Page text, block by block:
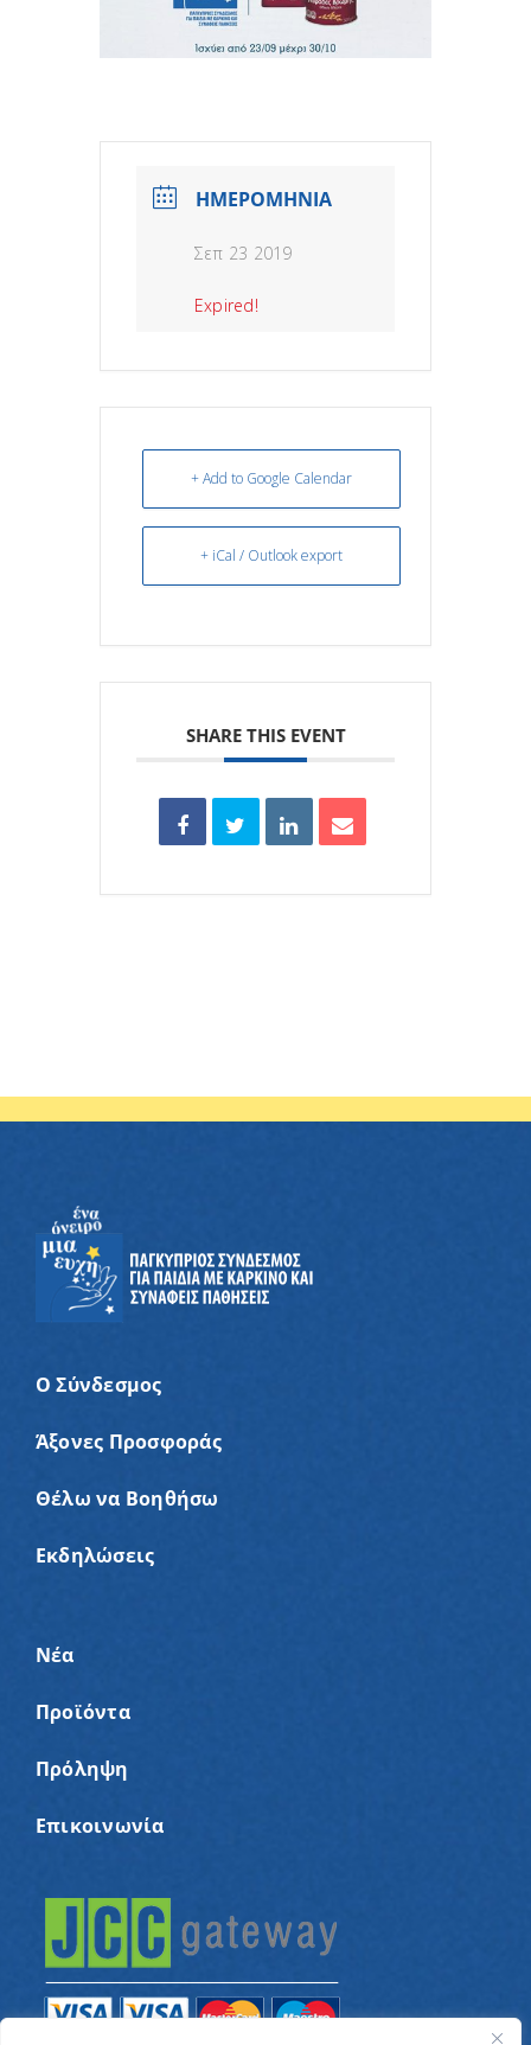
ΗΜΕΡΟΜΗΝΙΑ
Σεπ 23 2019
Expired!
+ Add to Google Calendar
+ iCal / Outlook export
SHARE THIS EVENT
Ο Σύνδεσμος
Άξονες Προσφοράς
Θέλω να Βοηθήσω
Εκδηλώσεις
Νέα
Προϊόντα
Πρόληψη
Επικοινωνία